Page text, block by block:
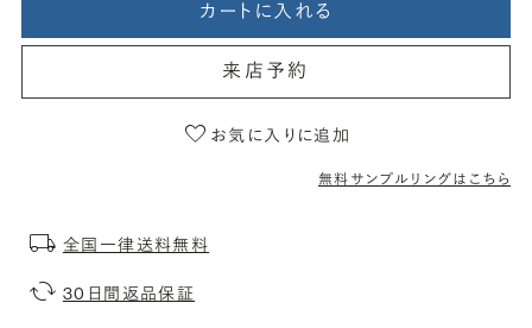
カートに入れる
来店予約
お気に入りに追加
無料サンプルリングはこちら
全国一律送料無料
30日間返品保証